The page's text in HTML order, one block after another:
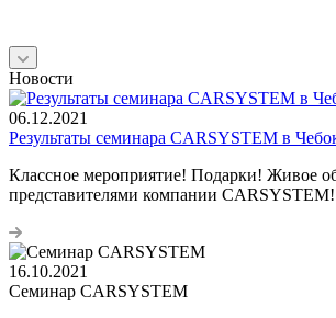
Новости
06.12.2021
Результаты семинара CARSYSTEM в
Классное мероприятие! Подарки! Живое
представителями компании CARSYSTEM!
16.10.2021
Семинар CARSYSTEM